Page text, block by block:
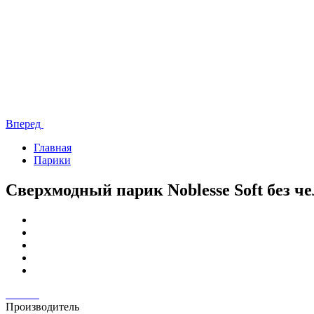
Вперед
Главная
Парики
Сверхмодный парик Noblesse Soft без
Производитель